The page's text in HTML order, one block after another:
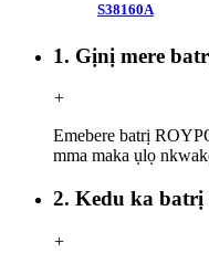
S38160A
1. Gịnị mere
+
Emebere batrị
mma maka ụlọ
2. Kedu ka batrị
+